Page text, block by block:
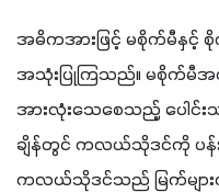
အဓိကအားဖြင့် မစိုက်မီနှင့် စို
အသုံးပြုကြသည်။ မစိုက်
အားလုံးသေစေသည့် ပေါင်းသ
ချိန်တွင် ကလယ်သိုဒင်ကို ပန်
ကလယ်သိုဒင်သည် မြက်မျာ